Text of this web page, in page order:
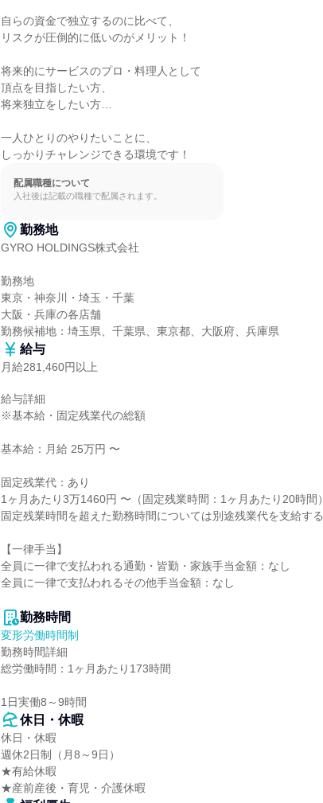
自らの資金で独立するのに比べて、
リスクが圧倒的に低いのがメリット！
将来的にサービスのプロ・料理人として
頂点を目指したい方、
将来独立をしたい方…
一人ひとりのやりたいことに、
しっかりチャレンジできる環境です！
配属職種について
入社後は記載の職種で配属されます。
勤務地
GYRO HOLDINGS株式会社
勤務地
東京・神奈川・埼玉・千葉
大阪・兵庫の各店舗
勤務候補地：埼玉県、千葉県、東京都、大阪府、兵庫県
給与
月給281,460円以上
給与詳細
※基本給・固定残業代の総額
基本給：月給 25万円 〜
固定残業代：あり
1ヶ月あたり3万1460円 〜（固定残業時間：1ヶ月あたり20時間）
固定残業時間を超えた勤務時間については別途残業代を支給する
【一律手当】
全員に一律で支払われる通勤・皆勤・家族手当金額：なし
全員に一律で支払われるその他手当金額：なし
勤務時間
変形労働時間制
勤務時間詳細
総労働時間：1ヶ月あたり173時間
1日実働8～9時間
休日・休暇
休日・休暇
週休2日制（月8～9日）
★有給休暇
★産前産後・育児・介護休暇